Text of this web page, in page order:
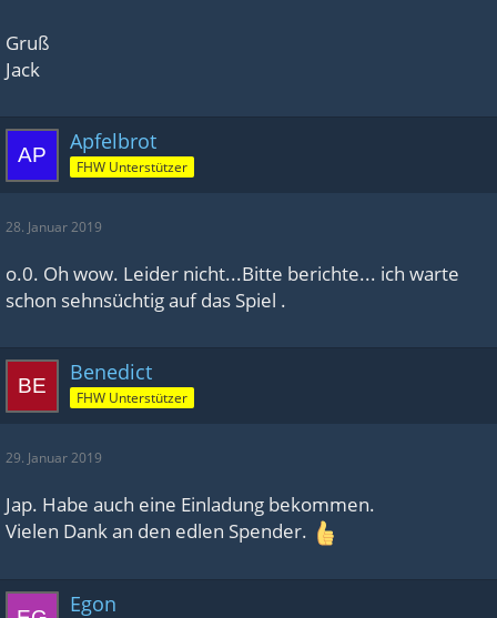
Gruß
Jack
Apfelbrot
FHW Unterstützer
28. Januar 2019
o.0. Oh wow. Leider nicht...Bitte berichte... ich warte
schon sehnsüchtig auf das Spiel .
Benedict
FHW Unterstützer
29. Januar 2019
Jap. Habe auch eine Einladung bekommen.
Vielen Dank an den edlen Spender.
Egon